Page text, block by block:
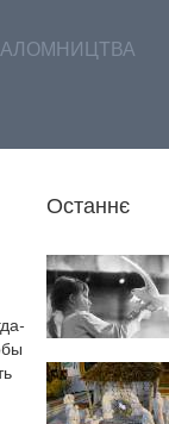
Останнє